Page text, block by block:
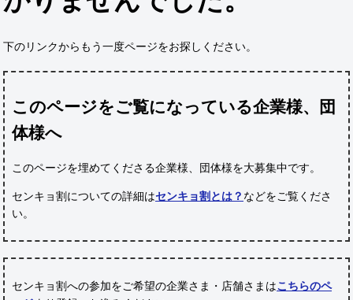
下のリンクからもう一度ページをお探しください。
このページをご覧になっている企業様、団
体様へ
このページを埋めてくださる企業様、団体様を大募集中です。
センキョ割についての詳細はセンキョ割とは？ などをご覧くださ
い。
センキョ割への参加をご希望の企業さま・店舗さまはこちらのペ